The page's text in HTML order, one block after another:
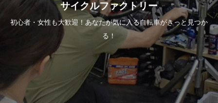
サイクルファクトリー
初心者・女性も大歓迎！あなたが気に入る自転車がきっと見つか
る！